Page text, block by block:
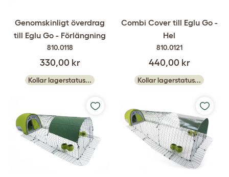
Genomskinligt överdrag
till Eglu Go - Förlängning
810.0118
330,00 kr
Kollar lagerstatus...
Combi Cover till Eglu Go -
Hel
810.0121
440,00 kr
Kollar lagerstatus...